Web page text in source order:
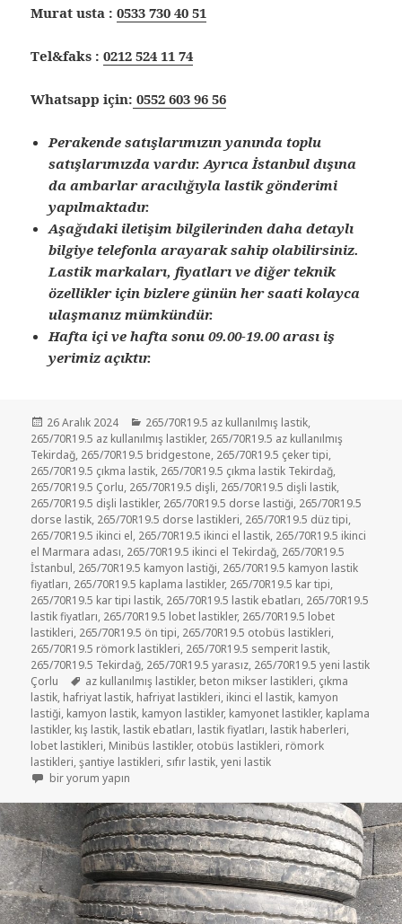
Murat usta :0533 730 40 51
Tel&faks :0212 524 11 74
Whatsapp için: 0552 603 96 56
Perakende satışlarımızın yanında toplu
satışlarımızda vardır. Ayrıca İstanbul dışına
da ambarlar aracılığıyla lastik gönderimi
yapılmaktadır.
Aşağıdaki iletişim bilgilerinden daha detaylı
bilgiye telefonla arayarak sahip olabilirsiniz.
Lastik markaları, fiyatları ve diğer teknik
özellikler için bizlere günün her saati kolayca
ulaşmanız mümkündür.
Hafta içi ve hafta sonu 09.00-19.00 arası iş
yerimiz açıktır.
Yayın
tarihi
26 Aralık 2024 Kategoriler
265/70R19.5 az kullanılmış lastik,
265/70R19.5 az kullanılmış lastikler, 265/70R19.5 az kullanılmış
Tekirdağ, 265/70R19.5 bridgestone, 265/70R19.5 çeker tipi,
265/70R19.5 çıkma lastik, 265/70R19.5 çıkma lastik Tekirdağ,
265/70R19.5 Çorlu, 265/70R19.5 dişli, 265/70R19.5 dişli lastik,
265/70R19.5 dişli lastikler, 265/70R19.5 dorse lastiği, 265/70R19.5
dorse lastik, 265/70R19.5 dorse lastikleri, 265/70R19.5 düz tipi,
265/70R19.5 ikinci el, 265/70R19.5 ikinci el lastik, 265/70R19.5 ikinci
el Marmara adası, 265/70R19.5 ikinci el Tekirdağ, 265/70R19.5
İstanbul, 265/70R19.5 kamyon lastiği, 265/70R19.5 kamyon lastik
fiyatları, 265/70R19.5 kaplama lastikler, 265/70R19.5 kar tipi,
265/70R19.5 kar tipi lastik, 265/70R19.5 lastik ebatları, 265/70R19.5
lastik fiyatları, 265/70R19.5 lobet lastikler, 265/70R19.5 lobet
lastikleri, 265/70R19.5 ön tipi, 265/70R19.5 otobüs lastikleri,
265/70R19.5 römork lastikleri, 265/70R19.5 semperit lastik,
265/70R19.5 Tekirdağ, 265/70R19.5 yarasız, 265/70R19.5 yeni lastik
Çorlu
Etiketler
az kullanılmış lastikler, beton mikser lastikleri, çıkma
lastik, hafriyat lastik, hafriyat lastikleri, ikinci el lastik, kamyon
lastiği, kamyon lastik, kamyon lastikler, kamyonet lastikler, kaplama
lastikler, kış lastik, lastik ebatları, lastik fiyatları, lastik haberleri,
lobet lastikleri, Minibüs lastikler, otobüs lastikleri, römork
lastikleri,şantiye lastikleri, sıfır lastik,yeni lastik
265/70R19.5 RÖMORK VE LOBET LASTİKLER için
bir yorum yapın